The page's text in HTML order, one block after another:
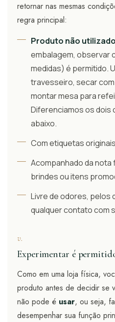
retornar nas mesmas
regra principal:
Produto não
embalagem, observar
medidas) é permitido.
travesseiro, secar
montar mesa para
Diferenciamos os dois
abaixo.
Com etiquetas
Acompanhado da
brindes ou itens
Livre de odores, pelos
qualquer contato com
v.
Experimentar é
Como em uma loja física,
produto antes de decidir se
não pode é usar, ou seja,
desempenhar sua função